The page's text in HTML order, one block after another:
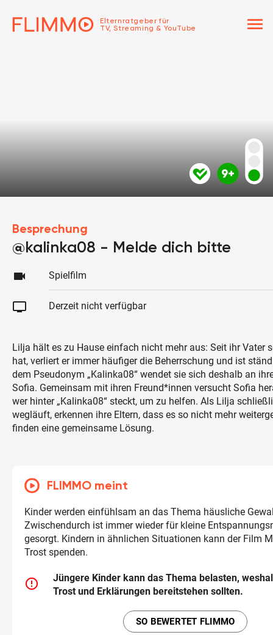
Elternratgeber für
TV, Streaming & YouTube
menu
Besprechung
@kalinka08 - Melde dich bitte
videocam Spielfilm
tv Derzeit nicht verfügbar
Lilja hält es zu Hause einfach nicht mehr aus: Seit ihr Vater
hat, verliert er immer häufiger die Beherrschung und ist
dem Pseudonym „Kalinka08“ wendet sie sich deshalb an
Sofia. Gemeinsam mit ihren Freund*innen versucht Sofia
wer hinter „Kalinka08“ steckt, um zu helfen. Als Lilja
wegläuft, erkennen ihre Eltern, dass es so nicht mehr
finden eine gemeinsame Lösung.
FLIMMO meint
Kinder werden einfühlsam an das Thema häusliche
Zwischendurch ist immer wieder für kleine
gesorgt. Kindern in ähnlichen Situationen kann der Film
Trost spenden.
error_outline
Jüngere Kinder kann das Thema belasten,
Trost und Erklärungen bereitstehen sollten.
SO BEWERTET FLIMMO